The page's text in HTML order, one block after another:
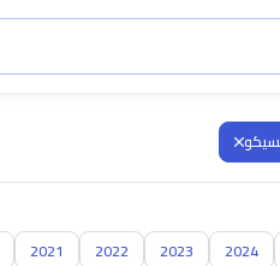
2024
2023
2022
2021